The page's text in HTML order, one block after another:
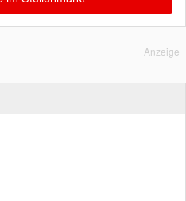
Anzeige